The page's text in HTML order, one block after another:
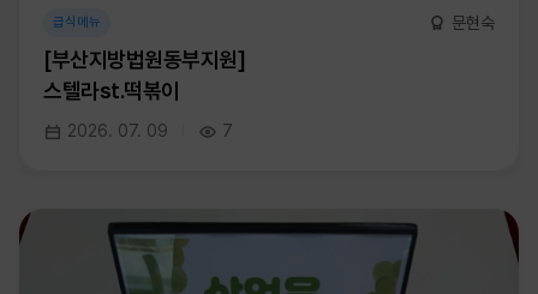
급식메뉴 문현숙
[부산지방법원동부지원]
스텔라st.떡볶이
2026. 07. 09 7